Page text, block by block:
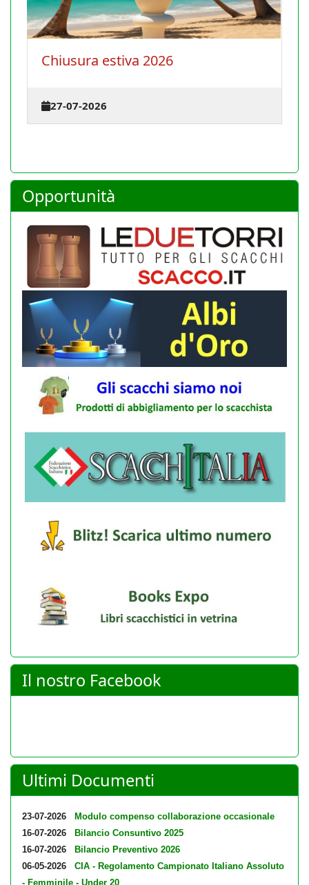
Chiusura estiva 2026
27-07-2026
Opportunità
Il nostro Facebook
Ultimi Documenti
23-07-2026
Modulo compenso collaborazione occasionale
16-07-2026
Bilancio Consuntivo 2025
16-07-2026
Bilancio Preventivo 2026
06-05-2026
CIA - Regolamento Campionato Italiano Assoluto
- Femminile - Under 20